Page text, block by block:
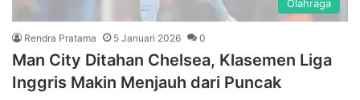
Olahraga
Rendra Pratama 5 Januari 2026 0
Man City Ditahan Chelsea, Klasemen Liga
Inggris Makin Menjauh dari Puncak